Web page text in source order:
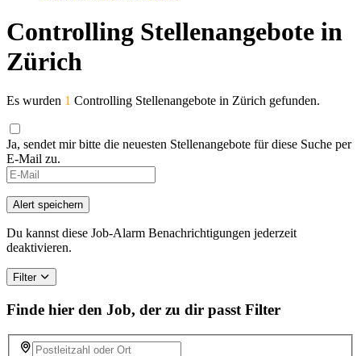
Controlling Stellenangebote in
Zürich
Es wurden 1 Controlling Stellenangebote in Zürich gefunden.
Ja, sendet mir bitte die neuesten Stellenangebote für diese Suche per
E-Mail zu.
Alert speichern
Du kannst diese Job-Alarm Benachrichtigungen jederzeit
deaktivieren.
Filter
Finde hier den Job, der zu dir passt Filter